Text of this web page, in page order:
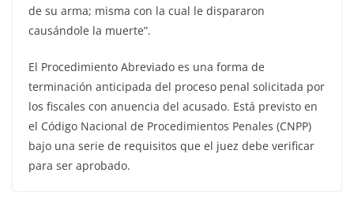
de su arma; misma con la cual le dispararon
causándole la muerte”.
El Procedimiento Abreviado es una forma de
terminación anticipada del proceso penal solicitada por
los fiscales con anuencia del acusado. Está previsto en
el Código Nacional de Procedimientos Penales (CNPP)
bajo una serie de requisitos que el juez debe verificar
para ser aprobado.